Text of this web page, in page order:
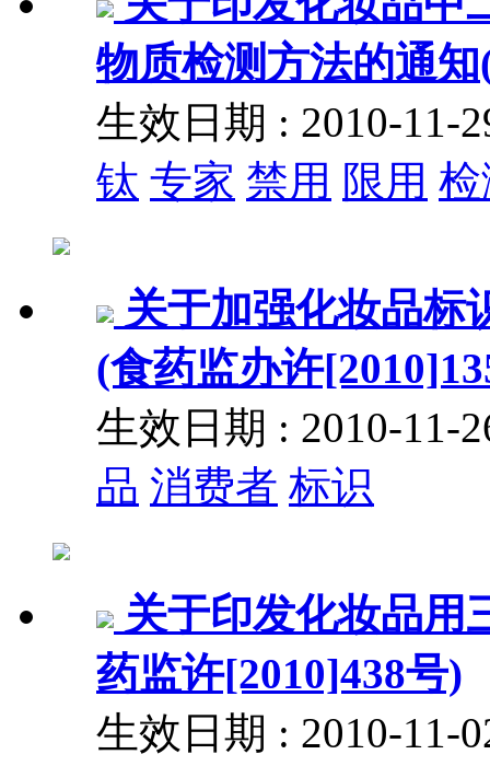
物质检测方法的通
生效日期 : 2010-11-
钛 专家 禁用 限用
关于加强化妆品标
(食药监办许
生效日期 : 2010-11-
品 消费者 标识
关于印发化妆品用
药监许[2010]438号)
生效日期 : 2010-11-